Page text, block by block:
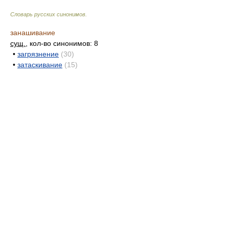
Словарь русских синонимов
занашивание
сущ.
, кол-во синонимов: 8
• загрязнение (30)
• затаскивание (15)